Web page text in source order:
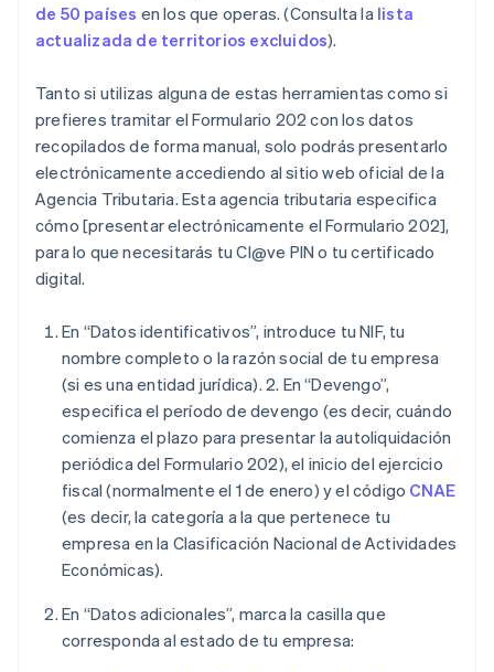
de 50 países en los que operas. (Consulta la lista
actualizada de territorios excluidos).
Tanto si utilizas alguna de estas herramientas como si
prefieres tramitar el Formulario 202 con los datos
recopilados de forma manual, solo podrás presentarlo
electrónicamente accediendo al sitio web oficial de la
Agencia Tributaria. Esta agencia tributaria especifica
cómo [presentar electrónicamente el Formulario 202],
para lo que necesitarás tu Cl@ve PIN o tu certificado
digital.
En “Datos identificativos”, introduce tu NIF, tu
nombre completo o la razón social de tu empresa
(si es una entidad jurídica). 2. En “Devengo”,
especifica el período de devengo (es decir, cuándo
comienza el plazo para presentar la autoliquidación
periódica del Formulario 202), el inicio del ejercicio
fiscal (normalmente el 1 de enero) y el código CNAE
(es decir, la categoría a la que pertenece tu
empresa en la Clasificación Nacional de Actividades
Económicas).
En “Datos adicionales”, marca la casilla que
corresponda al estado de tu empresa: